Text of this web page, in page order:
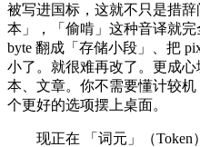
被写进国标，这就不只是措
本」，「偷啃」这种音译就
byte 翻成「存储小段」、把
小了。就很难再改了。更成
本、文章。你不需要懂计较
个更好的选项摆上桌面。
现正在 「词元」（Token